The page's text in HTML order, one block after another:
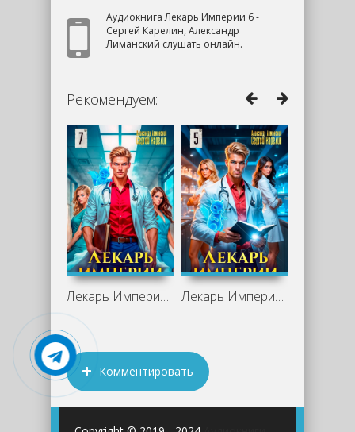
Аудиокнига Лекарь Империи 6 -
Сергей Карелин, Александр
Лиманский слушать онлайн.
Рекомендуем:
Лекарь Империи 7 - Сергей Карелин, Лекарь Империи 5 - Сергей Карелин,
Комментировать